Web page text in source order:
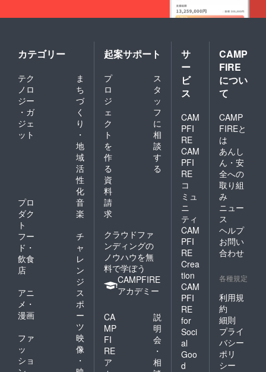
カテゴリー
テク
ノロ
ジー
・ガ
ジェ
ット
ま
ち
づ
く
り
・
地
域
活
性
化
プロ
ダク
ト
音
楽
フー
ド・
飲食
店
チ
ャ
レ
ン
ジ
アニ
メ・
漫画
ス
ポ
ー
ツ
ファ
ッ
ショ
映
像
・
起案サポート
プ
ロ
ジ
ェ
ク
ト
を
作
る
ス
タ
ッ
フ
に
相
談
す
る
資
料
請
求
クラウドファ
ンディングの
ノウハウを無
料で学ぼう
CAMPFIRE
アカデミー
CA
MP
FI
RE
ア
説
明
会
・
相
サ
ー
ビ
ス
CAM
PFI
RE
CAM
PFI
RE
コ
ミュ
ニ
ティ
CAM
PFI
RE
Crea
tion
CAM
PFI
RE
for
Soci
al
Goo
d
CAMP
FIRE
につい
て
CAMP
FIREと
は
あんし
ん・安
全への
取り組
み
ニュー
ス
ヘルプ
お問い
合わせ
各種規定
利用規
約
細則
プライ
バシー
ポリ
シー